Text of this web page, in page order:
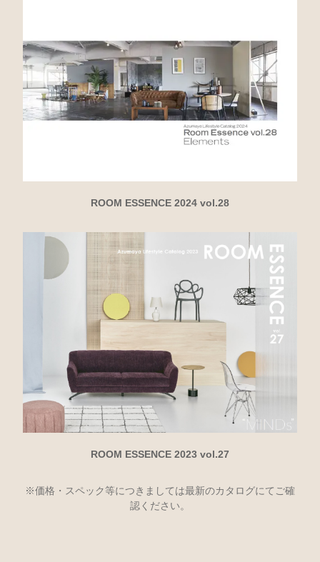
ROOM ESSENCE 2024 vol.28
ROOM ESSENCE 2023 vol.27
※価格・スペック等につきましては最新のカタログにてご確
認ください。